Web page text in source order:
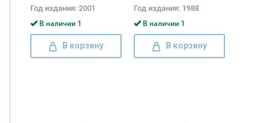
Год издания: 2001
В наличии 1
В корзину
Фатеев
Год издания: 1988
В наличии 1
В корзину